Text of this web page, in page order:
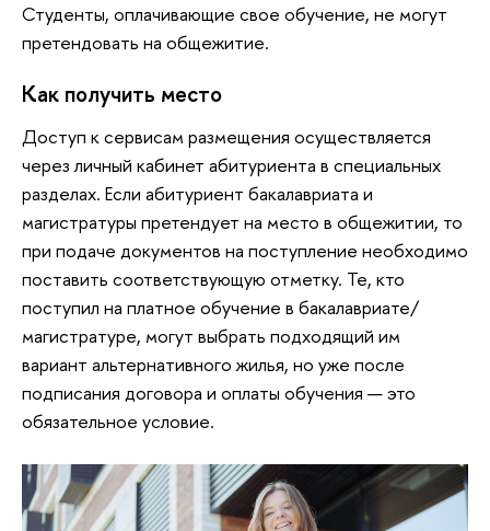
Студенты, оплачивающие свое обучение, не могут
претендовать на общежитие.
Как получить место
Доступ к сервисам размещения осуществляется
через личный кабинет абитуриента в специальных
разделах. Если абитуриент бакалавриата и
магистратуры претендует на место в общежитии, то
при подаче документов на поступление необходимо
поставить соответствующую отметку. Те, кто
поступил на платное обучение в бакалавриате/
магистратуре, могут выбрать подходящий им
вариант альтернативного жилья, но уже после
подписания договора и оплаты обучения — это
обязательное условие.